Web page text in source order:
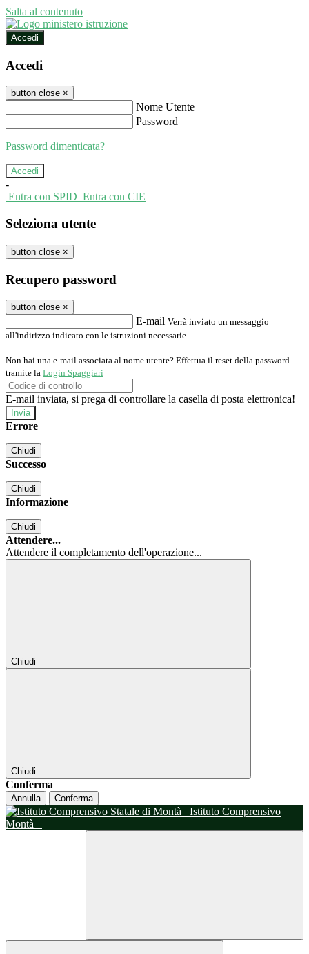
Salta al contenuto
Accedi
Accedi
button close ×
Nome Utente
Password
Password dimenticata?
-
Entra con SPID Entra con CIE
Seleziona utente
button close ×
Recupero password
button close ×
E-mail Verrà inviato un messaggio
all'indirizzo indicato con le istruzioni necessarie.
Non hai una e-mail associata al nome utente? Effettua il reset della password
tramite la Login Spaggiari
E-mail inviata, si prega di controllare la casella di posta elettronica!
Errore
Chiudi
Successo
Chiudi
Informazione
Chiudi
Attendere...
Attendere il completamento dell'operazione...
Chiudi
Chiudi
Conferma
Annulla Conferma
Istituto Comprensivo
Montà